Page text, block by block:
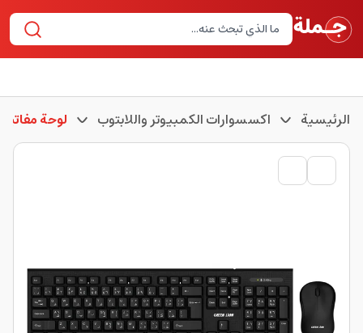
الرئيسية اكسسوارات الكمبيوتر واللابتوب لوحة